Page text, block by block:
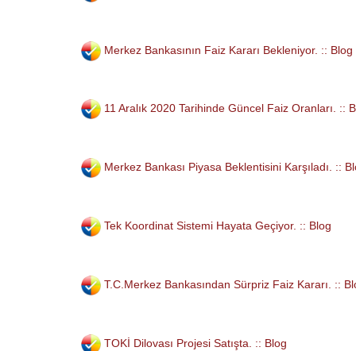
Merkez Bankasının Faiz Kararı Bekleniyor. :: Blog
11 Aralık 2020 Tarihinde Güncel Faiz Oranları. ::
Merkez Bankası Piyasa Beklentisini Karşıladı. ::
Tek Koordinat Sistemi Hayata Geçiyor. :: Blog
T.C.Merkez Bankasından Sürpriz Faiz Kararı. ::
TOKİ Dilovası Projesi Satışta. :: Blog